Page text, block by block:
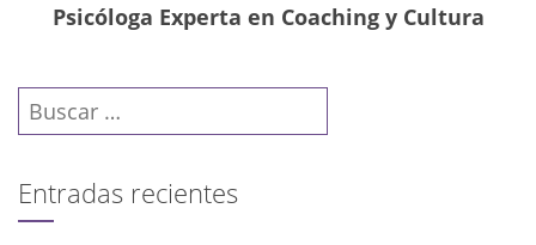
Psicóloga Experta en Coaching y Cultura
Buscar:
Entradas recientes